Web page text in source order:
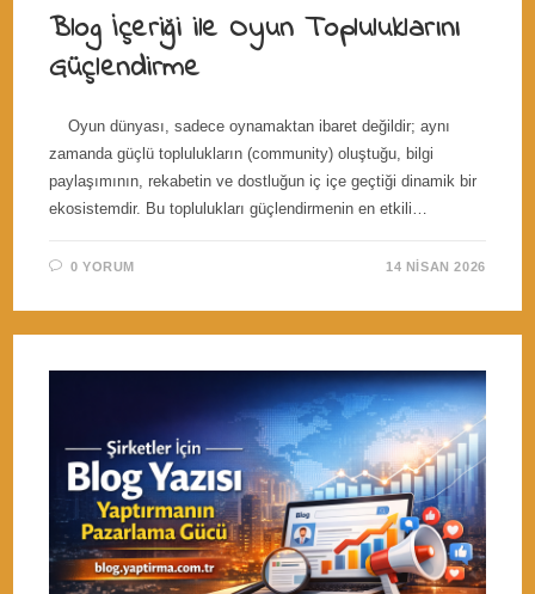
Blog İçeriği ile Oyun Topluluklarını
Güçlendirme
Oyun dünyası, sadece oynamaktan ibaret değildir; aynı
zamanda güçlü toplulukların (community) oluştuğu, bilgi
paylaşımının, rekabetin ve dostluğun iç içe geçtiği dinamik bir
ekosistemdir. Bu toplulukları güçlendirmenin en etkili…
0 YORUM 14 NISAN 2026